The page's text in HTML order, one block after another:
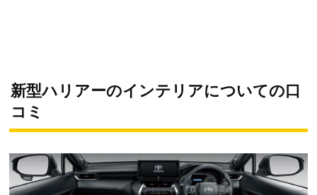
新型ハリアーのインテリアについての口
コミ